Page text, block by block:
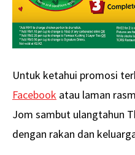
Untuk ketahui promosi
Facebook atau laman
Jom sambut ulangtahun
dengan rakan dan